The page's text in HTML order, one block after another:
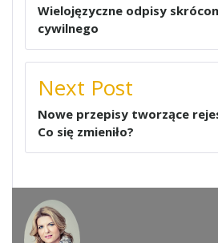
Wielojęzyczne odpisy
cywilnego
Next Post
Nowe przepisy tworzące
Co się zmieniło?